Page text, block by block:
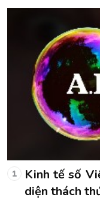
1
Kinh tế số
diện thách